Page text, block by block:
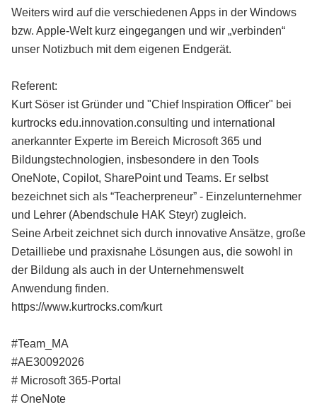
Weiters wird auf die verschiedenen Apps in der Windows
bzw. Apple-Welt kurz eingegangen und wir „verbinden“
unser Notizbuch mit dem eigenen Endgerät.
Referent:
Kurt Söser ist Gründer und "Chief Inspiration Officer" bei
kurtrocks edu.innovation.consulting und international
anerkannter Experte im Bereich Microsoft 365 und
Bildungstechnologien, insbesondere in den Tools
OneNote, Copilot, SharePoint und Teams. Er selbst
bezeichnet sich als “Teacherpreneur” - Einzelunternehmer
und Lehrer (Abendschule HAK Steyr) zugleich.
Seine Arbeit zeichnet sich durch innovative Ansätze, große
Detailliebe und praxisnahe Lösungen aus, die sowohl in
der Bildung als auch in der Unternehmenswelt
Anwendung finden.
https://www.kurtrocks.com/kurt
#Team_MA
#AE30092026
# Microsoft 365-Portal
# OneNote